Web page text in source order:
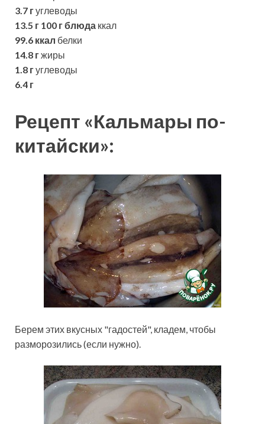
3.7 гуглеводы
13.5 г 100 г блюда ккал
99.6 ккал белки
14.8 гжиры
1.8 гуглеводы
6.4 г
Рецепт «Кальмары по-
китайски»:
Берем этих вкусных "гадостей", кладем, чтобы
разморозились (если нужно).